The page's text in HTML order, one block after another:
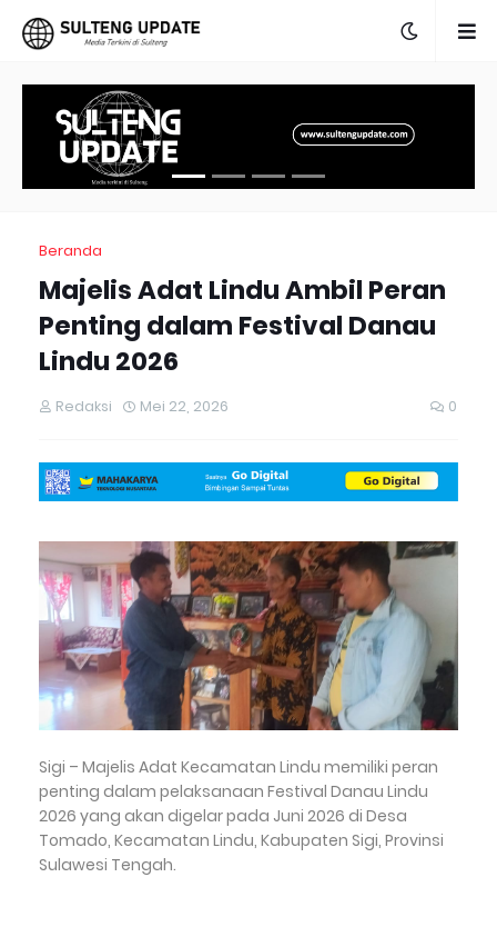
Beranda
Majelis Adat Lindu Ambil Peran
Penting dalam Festival Danau
Lindu 2026
Redaksi Mei 22, 2026 0
Sigi – Majelis Adat Kecamatan Lindu memiliki peran
penting dalam pelaksanaan Festival Danau Lindu
2026 yang akan digelar pada Juni 2026 di Desa
Tomado, Kecamatan Lindu, Kabupaten Sigi, Provinsi
Sulawesi Tengah.